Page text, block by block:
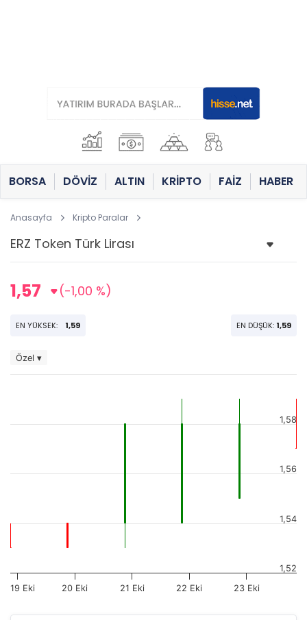
BORSA DÖVİZ ALTIN KRİPTO FAİZ HABER
Anasayfa Kripto Paralar
1,57 (-1,00 %)
EN YÜKSEK: 1,59 EN DÜŞÜK: 1,59
Özel ▾
19 Eki 20 Eki 21 Eki 22 Eki 23 Eki
1,52
1,54
1,56
1,58